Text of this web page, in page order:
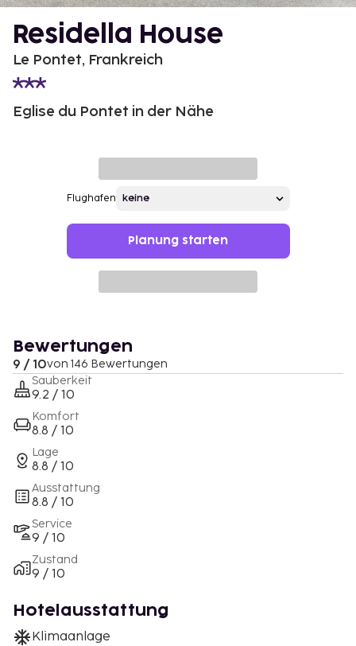
Residella House
Le Pontet, Frankreich
Eglise du Pontet in der Nähe
Flughafen
Planung starten
Bewertungen
9 / 10von 146 Bewertungen
Sauberkeit
9.2 / 10
Komfort
8.8 / 10
Lage
8.8 / 10
Ausstattung
8.8 / 10
Service
9 / 10
Zustand
9 / 10
Hotelausstattung
Klimaanlage